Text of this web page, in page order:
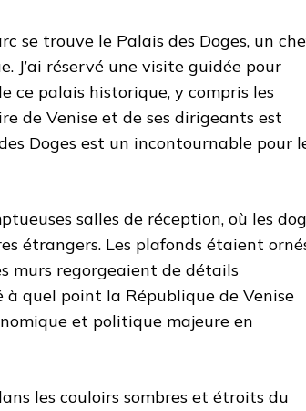
se trouve le Palais des Doges, un
J’ai réservé une visite guidée pour
ce palais historique, y compris les
de Venise et de ses dirigeants est
Doges est un incontournable pour
salles de réception, où les
étrangers. Les plafonds étaient
murs regorgeaient de détails
à quel point la République de Venise
et politique majeure en
les couloirs sombres et étroits du